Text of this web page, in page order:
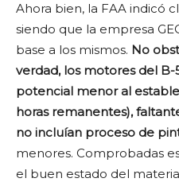
Ahora bien, la FAA indicó
siendo que la empresa
base a los mismos. No
verdad, los motores del
potencial menor al
horas remanentes),
no incluían proceso de
menores. Comprobadas
el buen estado del